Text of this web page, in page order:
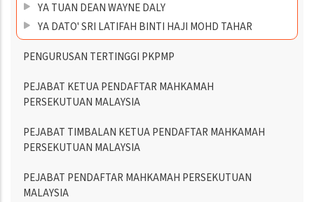
YA TUAN DEAN WAYNE DALY
YA DATO' SRI LATIFAH BINTI HAJI MOHD TAHAR
PENGURUSAN TERTINGGI PKPMP
PEJABAT KETUA PENDAFTAR MAHKAMAH
PERSEKUTUAN MALAYSIA
PEJABAT TIMBALAN KETUA PENDAFTAR MAHKAMAH
PERSEKUTUAN MALAYSIA
PEJABAT PENDAFTAR MAHKAMAH PERSEKUTUAN
MALAYSIA